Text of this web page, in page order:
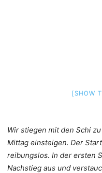
[SHOW
Wir stiegen mit den Schi
Mittag einsteigen. Der
reibungslos. In der ersten
Nachstieg aus und